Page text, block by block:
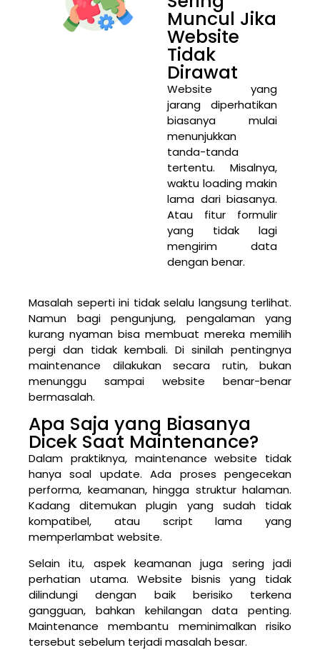
Muncul Jika
Website
Tidak
Dirawat
Website yang
jarang diperhatikan
biasanya mulai
menunjukkan
tanda-tanda
tertentu. Misalnya,
waktu loading makin
lama dari biasanya.
Atau fitur formulir
yang tidak lagi
mengirim data
dengan benar.
Masalah seperti ini tidak selalu langsung terlihat.
Namun bagi pengunjung, pengalaman yang
kurang nyaman bisa membuat mereka memilih
pergi dan tidak kembali. Di sinilah pentingnya
maintenance dilakukan secara rutin, bukan
menunggu sampai website benar-benar
bermasalah.
Apa Saja yang Biasanya
Dicek Saat Maintenance?
Dalam praktiknya, maintenance website tidak
hanya soal update. Ada proses pengecekan
performa, keamanan, hingga struktur halaman.
Kadang ditemukan plugin yang sudah tidak
kompatibel, atau script lama yang
memperlambat website.
Selain itu, aspek keamanan juga sering jadi
perhatian utama. Website bisnis yang tidak
dilindungi dengan baik berisiko terkena
gangguan, bahkan kehilangan data penting.
Maintenance membantu meminimalkan risiko
tersebut sebelum terjadi masalah besar.